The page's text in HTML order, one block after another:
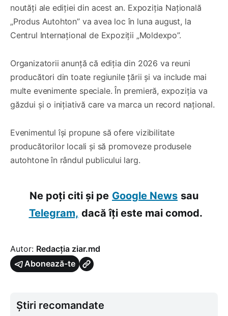
noutăți ale ediției din acest an. Expoziția Națională
„Produs Autohton” va avea loc în luna august, la
Centrul Internațional de Expoziții „Moldexpo”.
Organizatorii anunță că ediția din 2026 va reuni
producători din toate regiunile țării și va include mai
multe evenimente speciale. În premieră, expoziția va
găzdui și o inițiativă care va marca un record național.
Evenimentul își propune să ofere vizibilitate
producătorilor locali și să promoveze produsele
autohtone în rândul publicului larg.
Ne poți citi și pe Google News sau
Telegram, dacă îți este mai comod.
Autor: Redacția ziar.md
Abonează-te
Știri recomandate